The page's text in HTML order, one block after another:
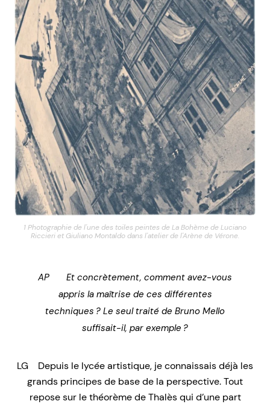
1 Photographie de l'une des toiles peintes de La Bohème de Luciano
Riccieri et Giuliano Montaldo dans l'atelier de l'Arène de Vérone.
AP Et concrètement, comment avez-vous
appris la maîtrise de ces différentes
techniques ? Le seul traité de Bruno Mello
suffisait-il, par exemple ?
LG Depuis le lycée artistique, je connaissais déjà les
grands principes de base de la perspective. Tout
repose sur le théorème de Thalès qui d’une part